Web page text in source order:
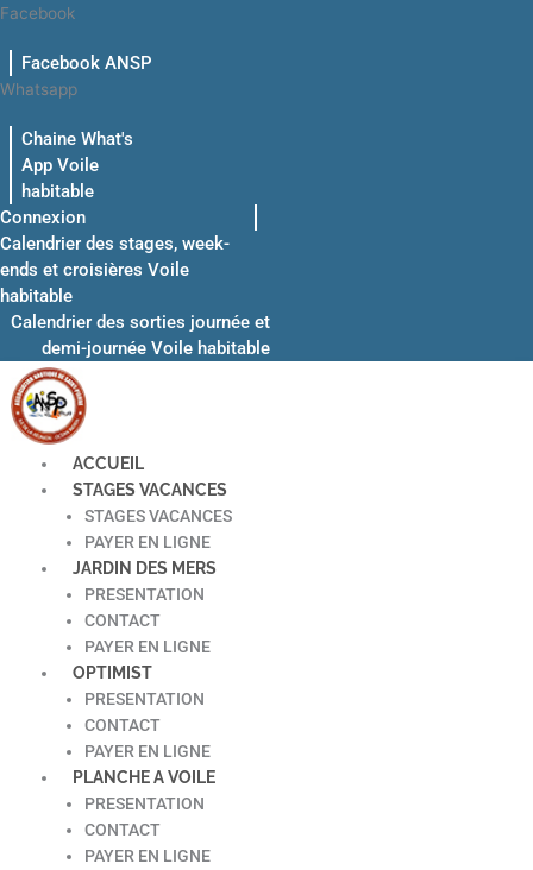
Aller
contenu
Facebook
Facebook ANSP
Whatsapp
Chaine What's
App Voile
habitable
Connexion
Calendrier des stages, week-
ends et croisières Voile
habitable
Calendrier des sorties journée et
demi-journée Voile habitable
ACCUEIL
STAGES VACANCES
STAGES VACANCES
PAYER EN LIGNE
JARDIN DES MERS
PRESENTATION
CONTACT
PAYER EN LIGNE
OPTIMIST
PRESENTATION
CONTACT
PAYER EN LIGNE
PLANCHE A VOILE
PRESENTATION
CONTACT
PAYER EN LIGNE